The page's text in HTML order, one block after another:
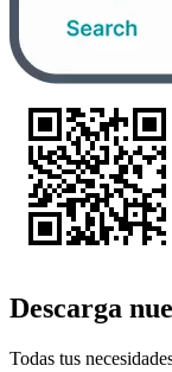
Descarga
Todas tus